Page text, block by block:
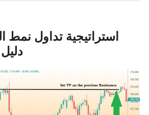
استراتيجية تداول نمط